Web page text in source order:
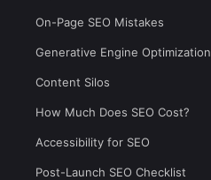
On-Page SEO Mistakes
Generative Engine Optimization
Content Silos
How Much Does SEO Cost?
Accessibility for SEO
Post-Launch SEO Checklist